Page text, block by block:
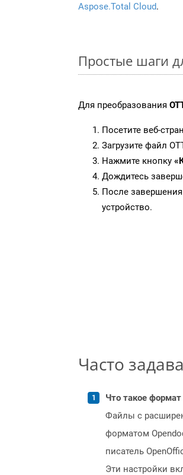
Aspose.Total Cloud.
Простые шаги
Для преобразования
Посетите веб-
Загрузите файл
Нажмите кнопку
Дождитесь
После завершения
устройство.
Часто
Что такое формат
Файлы с
форматом
писатель
Эти настройки